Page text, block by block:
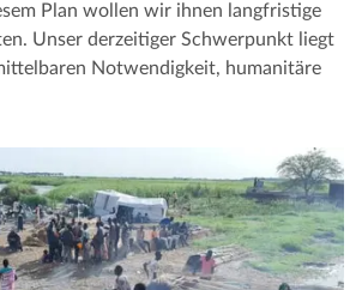
Plan wollen wir ihnen langfristige
Unser derzeitiger Schwerpunkt liegt
Notwendigkeit, humanitäre